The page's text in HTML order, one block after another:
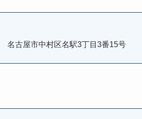
名古屋市中村区名駅3丁目3番15号